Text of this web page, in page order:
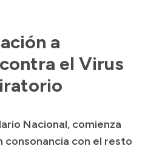
a
el Virus
Nacional, comienza
consonancia con el resto